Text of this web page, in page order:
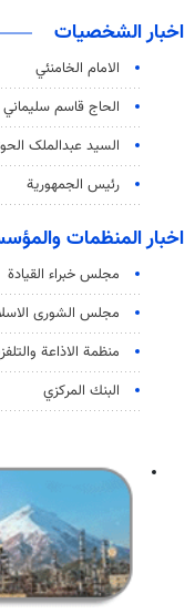
اخبار الشخصيات
الامام الخامنئي
الحاج قاسم سليماني
السید عبدالملک
رئيس الجمهورية
اخبار المنظمات
مجلس خبراء القيادة
مجلس الشورى
منظمة الاذاعة
البنك المركزي